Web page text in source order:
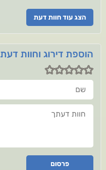
הצג עוד חוות דעת
הוספת דירוג וחוות דעת
שם
חוות דעתך
פרסום